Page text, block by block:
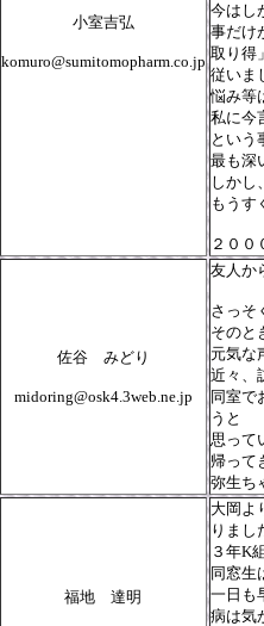
小室吉弘
komuro@sumitomopharm.co.jp
今はし
事だけ
取り得
従いま
悩み等
私に今
という
最も深
しかし
もうす
２０
佐谷 みどり
midoring@osk4.3web.ne.jp
友人か
さっそ
そのと
元気な
近々、
同室で
うと
思って
帰って
弥生ち
福地 達明
大岡よ
りまし
３年
同窓生
一日も
病は気